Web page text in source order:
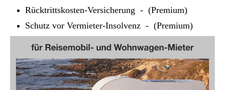
Rücktrittskosten-Versicherung - (Premium)
Schutz vor Vermieter-Insolvenz - (Premium)